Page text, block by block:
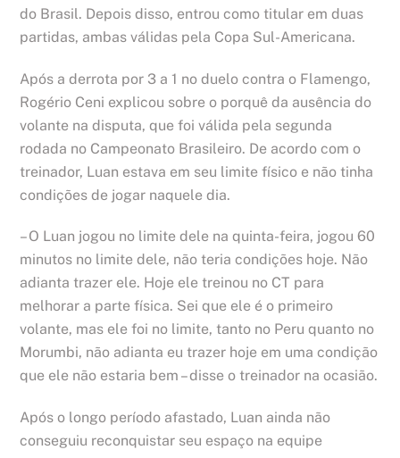
do Brasil. Depois disso, entrou como titular em duas
partidas, ambas válidas pela Copa Sul-Americana.
Após a derrota por 3 a 1 no duelo contra o Flamengo,
Rogério Ceni explicou sobre o porquê da ausência do
volante na disputa, que foi válida pela segunda
rodada no Campeonato Brasileiro. De acordo com o
treinador, Luan estava em seu limite físico e não tinha
condições de jogar naquele dia.
– O Luan jogou no limite dele na quinta-feira, jogou 60
minutos no limite dele, não teria condições hoje. Não
adianta trazer ele. Hoje ele treinou no CT para
melhorar a parte física. Sei que ele é o primeiro
volante, mas ele foi no limite, tanto no Peru quanto no
Morumbi, não adianta eu trazer hoje em uma condição
que ele não estaria bem – disse o treinador na ocasião.
Após o longo período afastado, Luan ainda não
conseguiu reconquistar seu espaço na equipe